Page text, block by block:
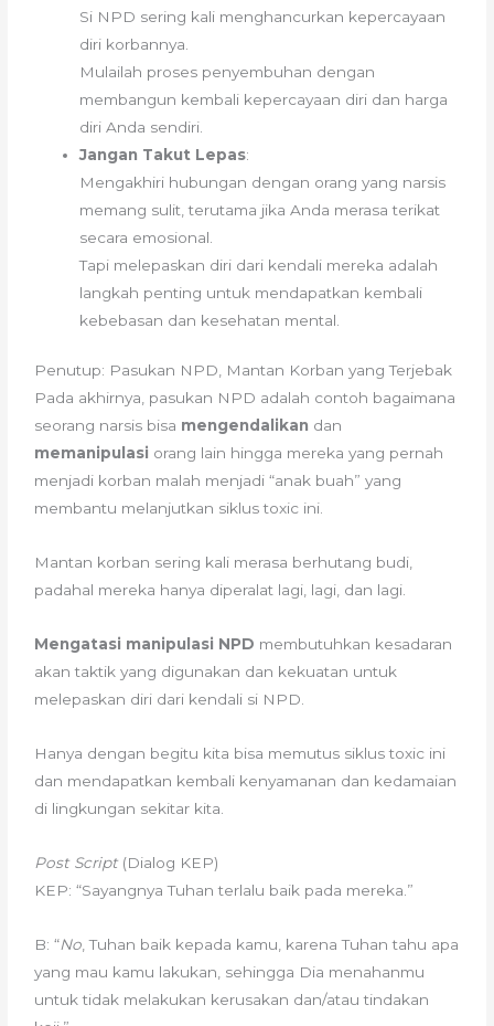
Si NPD sering kali menghancurkan kepercayaan
diri korbannya.
Mulailah proses penyembuhan dengan
membangun kembali kepercayaan diri dan harga
diri Anda sendiri.
Jangan Takut Lepas:
Mengakhiri hubungan dengan orang yang narsis
memang sulit, terutama jika Anda merasa terikat
secara emosional.
Tapi melepaskan diri dari kendali mereka adalah
langkah penting untuk mendapatkan kembali
kebebasan dan kesehatan mental.
Penutup: Pasukan NPD, Mantan Korban yang Terjebak
Pada akhirnya, pasukan NPD adalah contoh bagaimana
seorang narsis bisa mengendalikan dan
memanipulasi orang lain hingga mereka yang pernah
menjadi korban malah menjadi “anak buah” yang
membantu melanjutkan siklus toxic ini.
Mantan korban sering kali merasa berhutang budi,
padahal mereka hanya diperalat lagi, lagi, dan lagi.
Mengatasi manipulasi NPD membutuhkan kesadaran
akan taktik yang digunakan dan kekuatan untuk
melepaskan diri dari kendali si NPD.
Hanya dengan begitu kita bisa memutus siklus toxic ini
dan mendapatkan kembali kenyamanan dan kedamaian
di lingkungan sekitar kita.
Post Script(Dialog KEP)
KEP: “Sayangnya Tuhan terlalu baik pada mereka.”
B: “No , Tuhan baik kepada kamu, karena Tuhan tahu apa
yang mau kamu lakukan, sehingga Dia menahanmu
untuk tidak melakukan kerusakan dan/atau tindakan